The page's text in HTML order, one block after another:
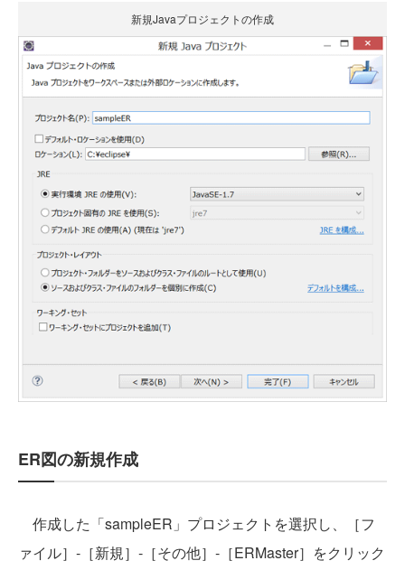
新規Javaプロジェクトの作成
ER図の新規作成
作成した「sampleER」プロジェクトを選択し、［フ
ァイル］‐［新規］‐［その他］‐［ERMaster］をクリック